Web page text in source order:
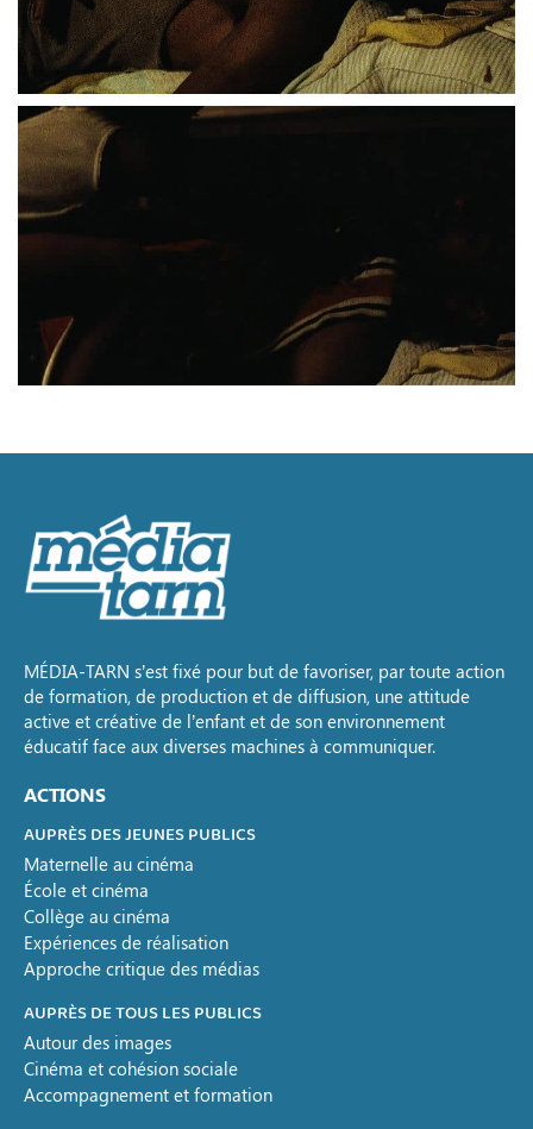
MÉDIA-TARN s’est fixé pour but de favoriser, par toute action
de formation, de production et de diffusion, une attitude
active et créative de l’enfant et de son environnement
éducatif face aux diverses machines à communiquer.
ACTIONS
AUPRÈS DES JEUNES PUBLICS
Maternelle au cinéma
École et cinéma
Collège au cinéma
Expériences de réalisation
Approche critique des médias
AUPRÈS DE TOUS LES PUBLICS
Autour des images
Cinéma et cohésion sociale
Accompagnement et formation